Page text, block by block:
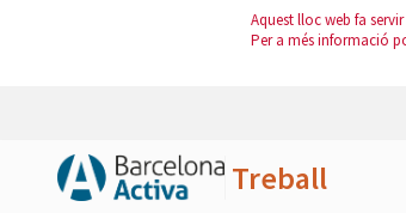
Aquest lloc web fa
Per a més informació
Treball